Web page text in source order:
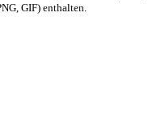
GIF) enthalten.